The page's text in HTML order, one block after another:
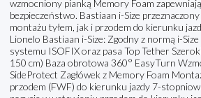
wzmocniony pianką Memory Foam
bezpieczeństwo. Bastiaan i-Size
montażu tyłem, jak i przodem do kierunku
Lionelo Bastiaan i-Size: Zgodny z normą i-
systemu ISOFIX oraz pasa Top Tether
150 cm) Baza obrotowa 360° EasyTurn
SideProtect Zagłówek z Memory Foam
przodem (FWF) do kierunku jazdy 7-